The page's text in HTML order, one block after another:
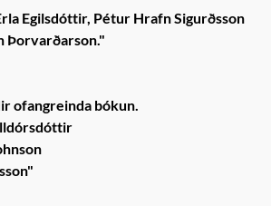
Egilsdóttir, Pétur Hrafn Sigurðsson
Þorvarðarson."
ofangreinda bókun.